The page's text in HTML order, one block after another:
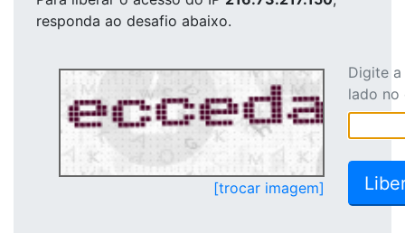
responda ao desafio abaixo.
[trocar imagem]
Digite
lado no